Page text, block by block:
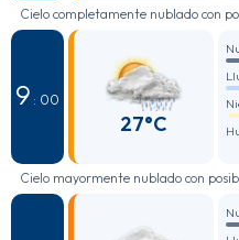
Cielo completamente nublado con
9 : 00
27°C
Cielo mayormente nublado con